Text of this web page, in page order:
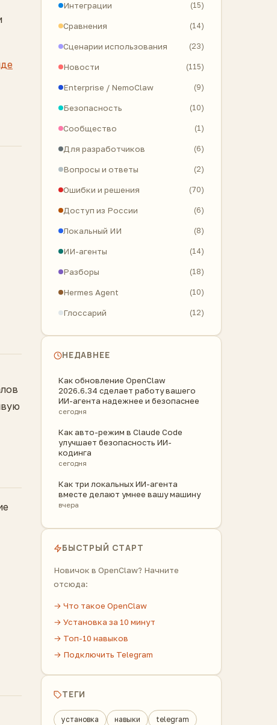
Интеграции (15)
Сравнения (14)
Сценарии использования (23)
Новости (115)
Enterprise / NemoClaw (9)
Безопасность (10)
Сообщество (1)
Для разработчиков (6)
Вопросы и ответы (2)
Ошибки и решения (70)
Доступ из России (6)
Локальный ИИ (8)
ИИ-агенты (14)
Разборы (18)
Hermes Agent (10)
Глоссарий (12)
НЕДАВНЕЕ
Как обновление OpenClaw
2026.6.34 сделает работу вашего
ИИ-агента надежнее и безопаснее
сегодня
Как авто-режим в Claude Code
улучшает безопасность ИИ-
кодинга
сегодня
Как три локальных ИИ-агента
вместе делают умнее вашу машину
вчера
БЫСТРЫЙ СТАРТ
Новичок в OpenClaw? Начните
отсюда:
→ Что такое OpenClaw
→ Установка за 10 минут
→ Топ-10 навыков
→ Подключить Telegram
ТЕГИ
установка навыки telegram